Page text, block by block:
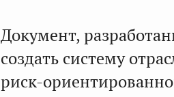
Документ,
создать систему
риск-